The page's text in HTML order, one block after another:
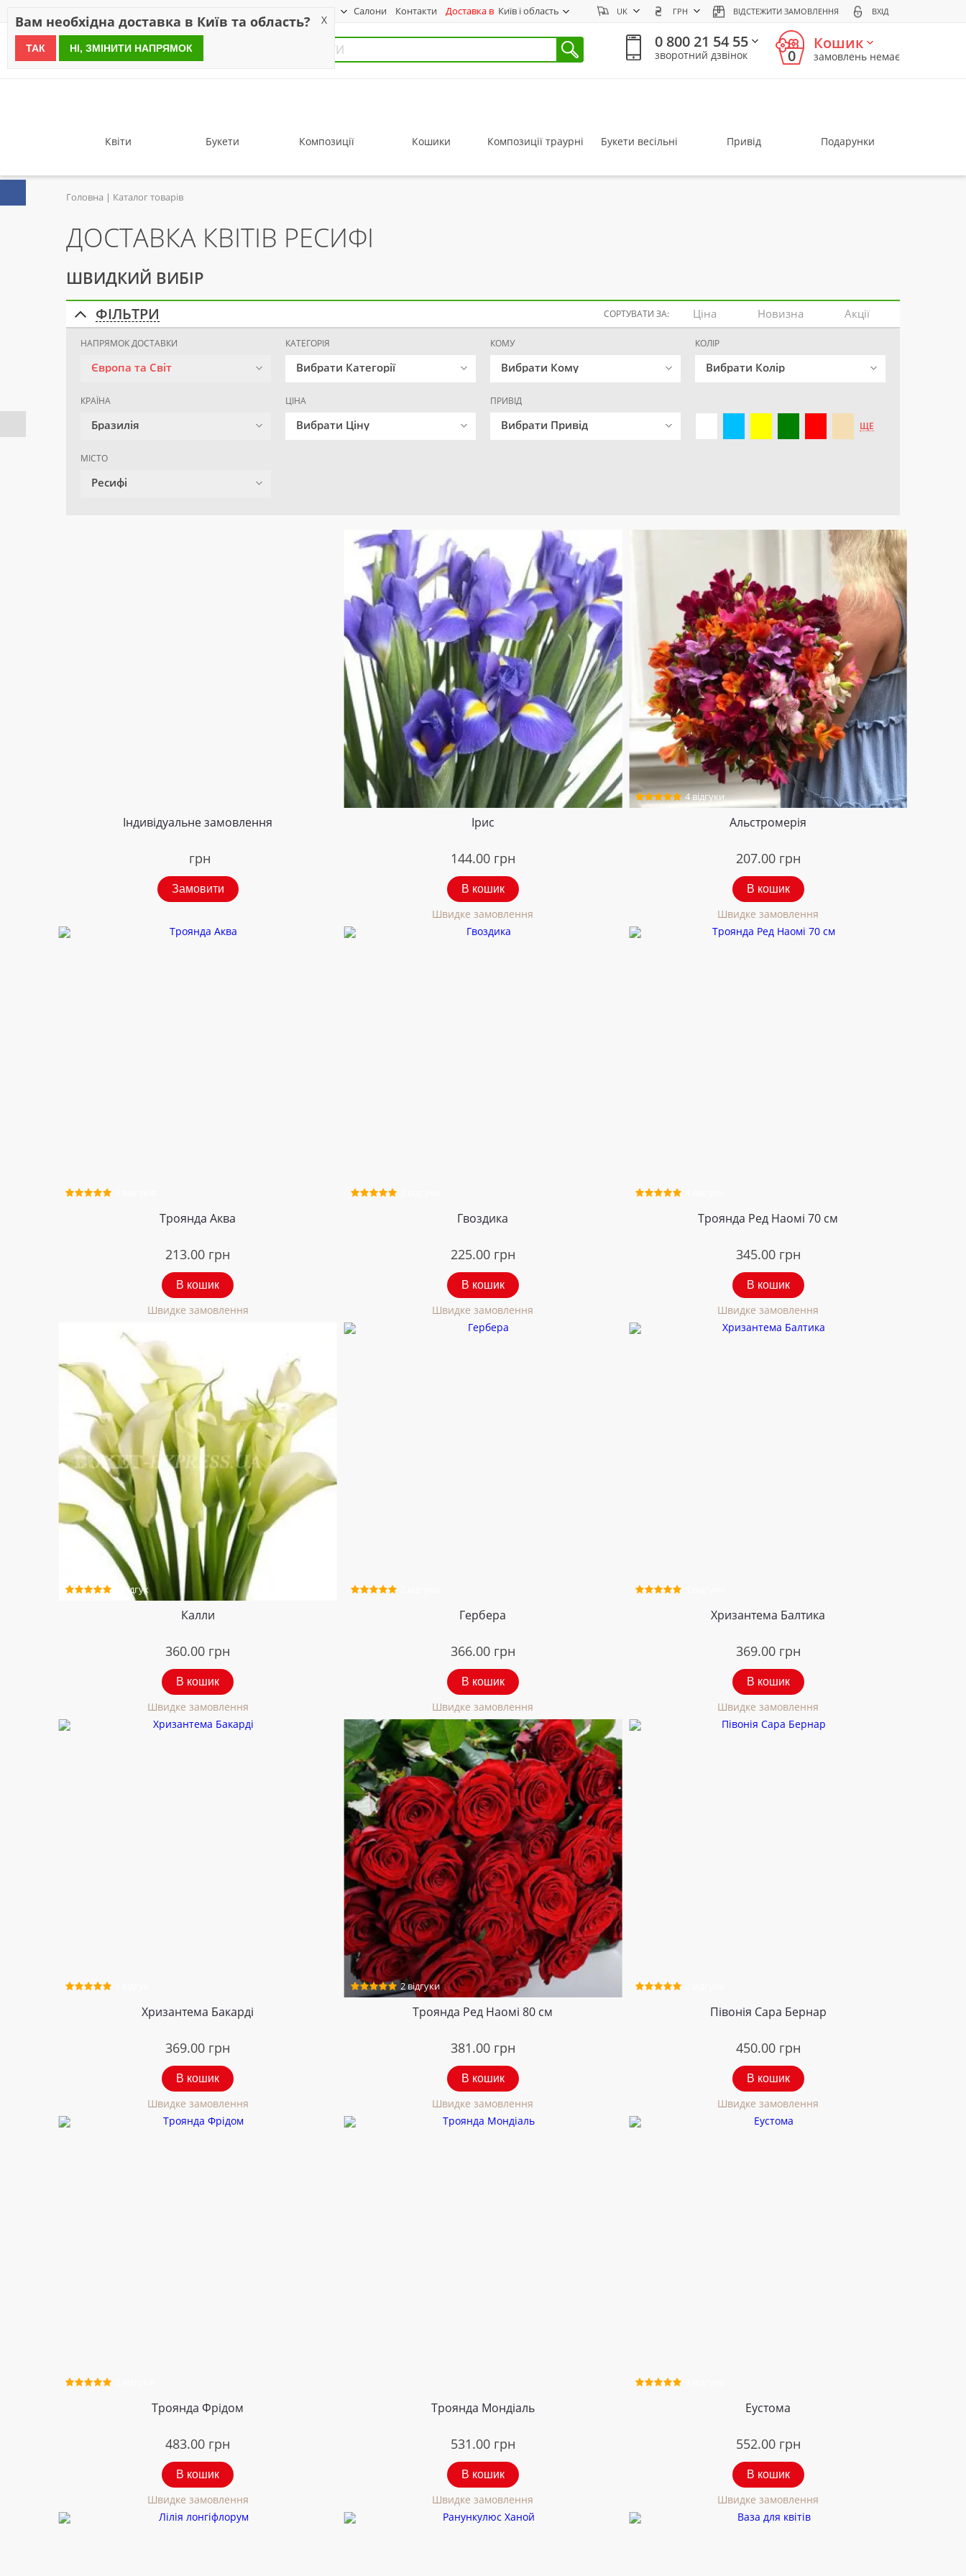
Салони Контакти Доставка в Київ і область UK ГРН ВІДСТЕЖИТИ ЗАМОВЛЕННЯ ВХІД
since 1999
0 800 21 54 55
зворотний дзвінок 0
Кошик
замовлень немає
Квіти Букети Композиції Кошики Композиції траурні Букети весільні Привід Подарунки
Головна Каталог товарів
ДОСТАВКА КВІТІВ РЕСИФІ
ШВИДКИЙ ВИБІР
ФІЛЬТРИ СОРТУВАТИ ЗА: Ціна Новизна Акції
НАПРЯМОК ДОСТАВКИ
Європа та Світ
КАТЕГОРІЯ
Вибрати Категорії
КОМУ
Вибрати Кому
КОЛІР
Вибрати Колір
КРАЇНА
Бразилія
МІСТО
Ресифі
ЦІНА
Вибрати Ціну
ПРИВІД
Вибрати Привід ЩЕ
Індивідуальне замовлення
грн
Замовити
Ірис
144.00 грн
В кошик
Швидке замовлення
4 відгуки
Альстромерія
207.00 грн
В кошик
Швидке замовлення
Троянда Аква
213.00 грн
В кошик
Швидке замовлення
Гвоздика
225.00 грн
В кошик
Швидке замовлення
Троянда Ред Наомі 70 см
345.00 грн
В кошик
Швидке замовлення
1 відгук
Калли
360.00 грн
В кошик
Швидке замовлення
Гербера
366.00 грн
В кошик
Швидке замовлення
Хризантема Балтика
369.00 грн
В кошик
Швидке замовлення
Хризантема Бакарді
369.00 грн
В кошик
Швидке замовлення
2 відгуки
Троянда Ред Наомі 80 см
381.00 грн
В кошик
Швидке замовлення
Півонія Сара Бернар
450.00 грн
В кошик
Швидке замовлення
Троянда Фрідом
483.00 грн
В кошик
Швидке замовлення
Троянда Мондіаль
531.00 грн
В кошик
Швидке замовлення
Еустома
552.00 грн
В кошик
Швидке замовлення
Вам необхідна доставка в Київ та область? X
ТАК НІ, ЗМІНИТИ НАПРЯМОК